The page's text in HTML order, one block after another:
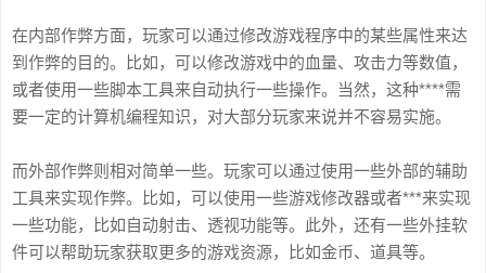
在内部作弊方面，玩家可以通过修改游戏程序中的某些属性来达
到作弊的目的。比如，可以修改游戏中的血量、攻击力等数值，
或者使用一些脚本工具来自动执行一些操作。当然，这种****需
要一定的计算机编程知识，对大部分玩家来说并不容易实施。
而外部作弊则相对简单一些。玩家可以通过使用一些外部的辅助
工具来实现作弊。比如，可以使用一些游戏修改器或者***来实现
一些功能，比如自动射击、透视功能等。此外，还有一些外挂软
件可以帮助玩家获取更多的游戏资源，比如金币、道具等。